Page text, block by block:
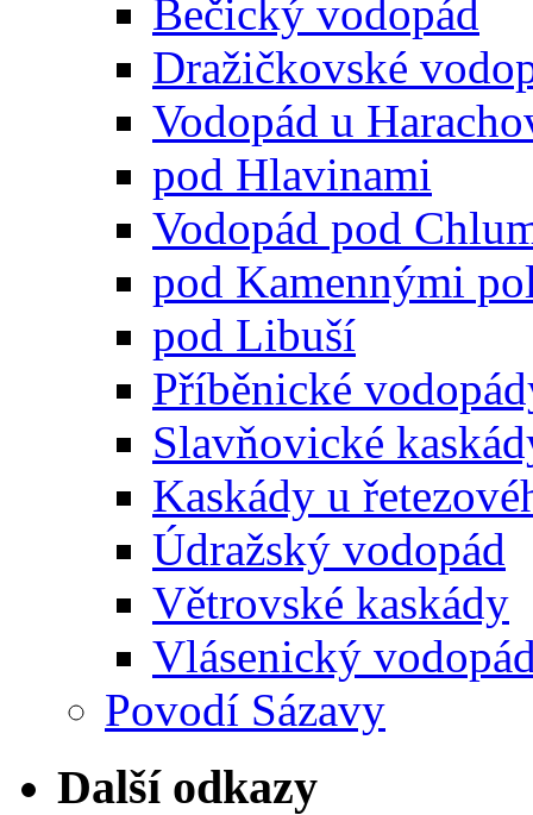
Bečický vodopád
Dražičkovské
Vodopád u
pod Hlavinami
Vodopád pod
pod Kamennými
pod Libuší
Příběnické
Slavňovické
Kaskády u
Údražský vodopád
Větrovské kaskády
Vlásenický
Povodí Sázavy
Další odkazy